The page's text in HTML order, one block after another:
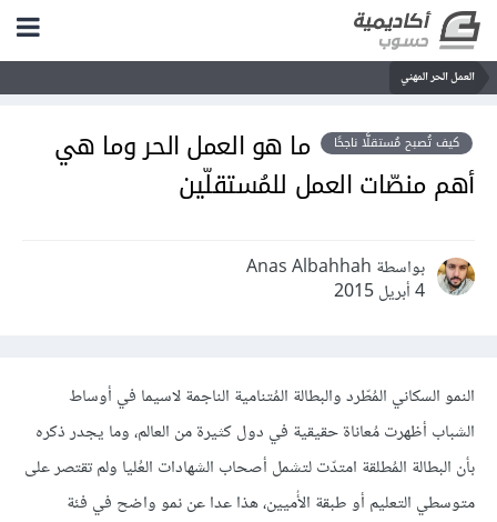
العمل الحر المهني
كيف تُصبح مُستقلًّا ناجحًا
ما هو العمل الحر وما هي
أهم منصّات العمل للمُستقلّين
بواسطة Anas Albahhah
4 أبريل 2015
النمو السكاني المُطّرد والبطالة المُتنامية الناجمة لاسيما في أوساط
الشباب أظهرت مُعاناة حقيقية في دول كثيرة من العالم، وما يجدر ذكره
بأن البطالة المُطلقة امتدّت لتشمل أصحاب الشهادات العُليا ولم تقتصر على
متوسطي التعليم أو طبقة الأُميين، هذا عدا عن نمو واضح في فئة